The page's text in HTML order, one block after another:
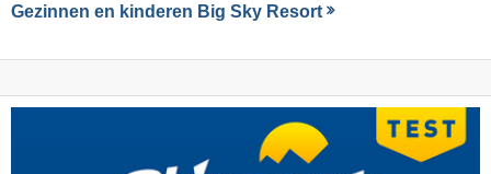
Gezinnen en kinderen Big Sky Resort